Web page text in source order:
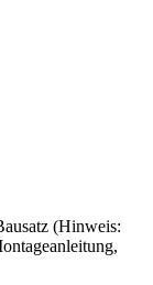
(Hinweis: